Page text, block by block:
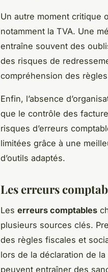
Un autre moment critique
notamment la TVA. Une
entraîne souvent des
des risques de
compréhension des
Enfin, l’absence
que le contrôle des
risques d’erreurs
limitées grâce à une
d’outils adaptés.
Les erreurs
Les erreurs comptables
plusieurs sources clés.
des règles fiscales et
lors de la déclaration de
peuvent entraîner des